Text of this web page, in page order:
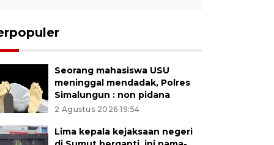
Seorang mahasiswa USU
meninggal mendadak, Polres
Simalungun : non pidana
2 Agustus 2026 19:54
Lima kepala kejaksaan negeri